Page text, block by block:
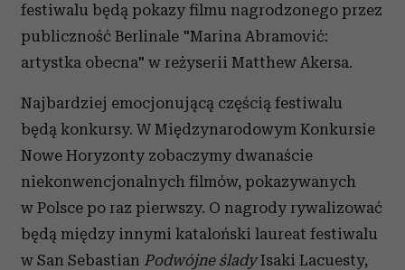
festiwalu będą pokazy filmu nagrodzonego przez
publiczność Berlinale "Marina Abramović:
artystka obecna" w reżyserii Matthew Akersa.
Najbardziej emocjonującą częścią festiwalu
będą konkursy. W Międzynarodowym Konkursie
Nowe Horyzonty zobaczymy dwanaście
niekonwencjonalnych filmów, pokazywanych
w Polsce po raz pierwszy. O nagrody rywalizować
będą między innymi kataloński laureat festiwalu
w San Sebastian Podwójne śladyIsaki Lacuesty,